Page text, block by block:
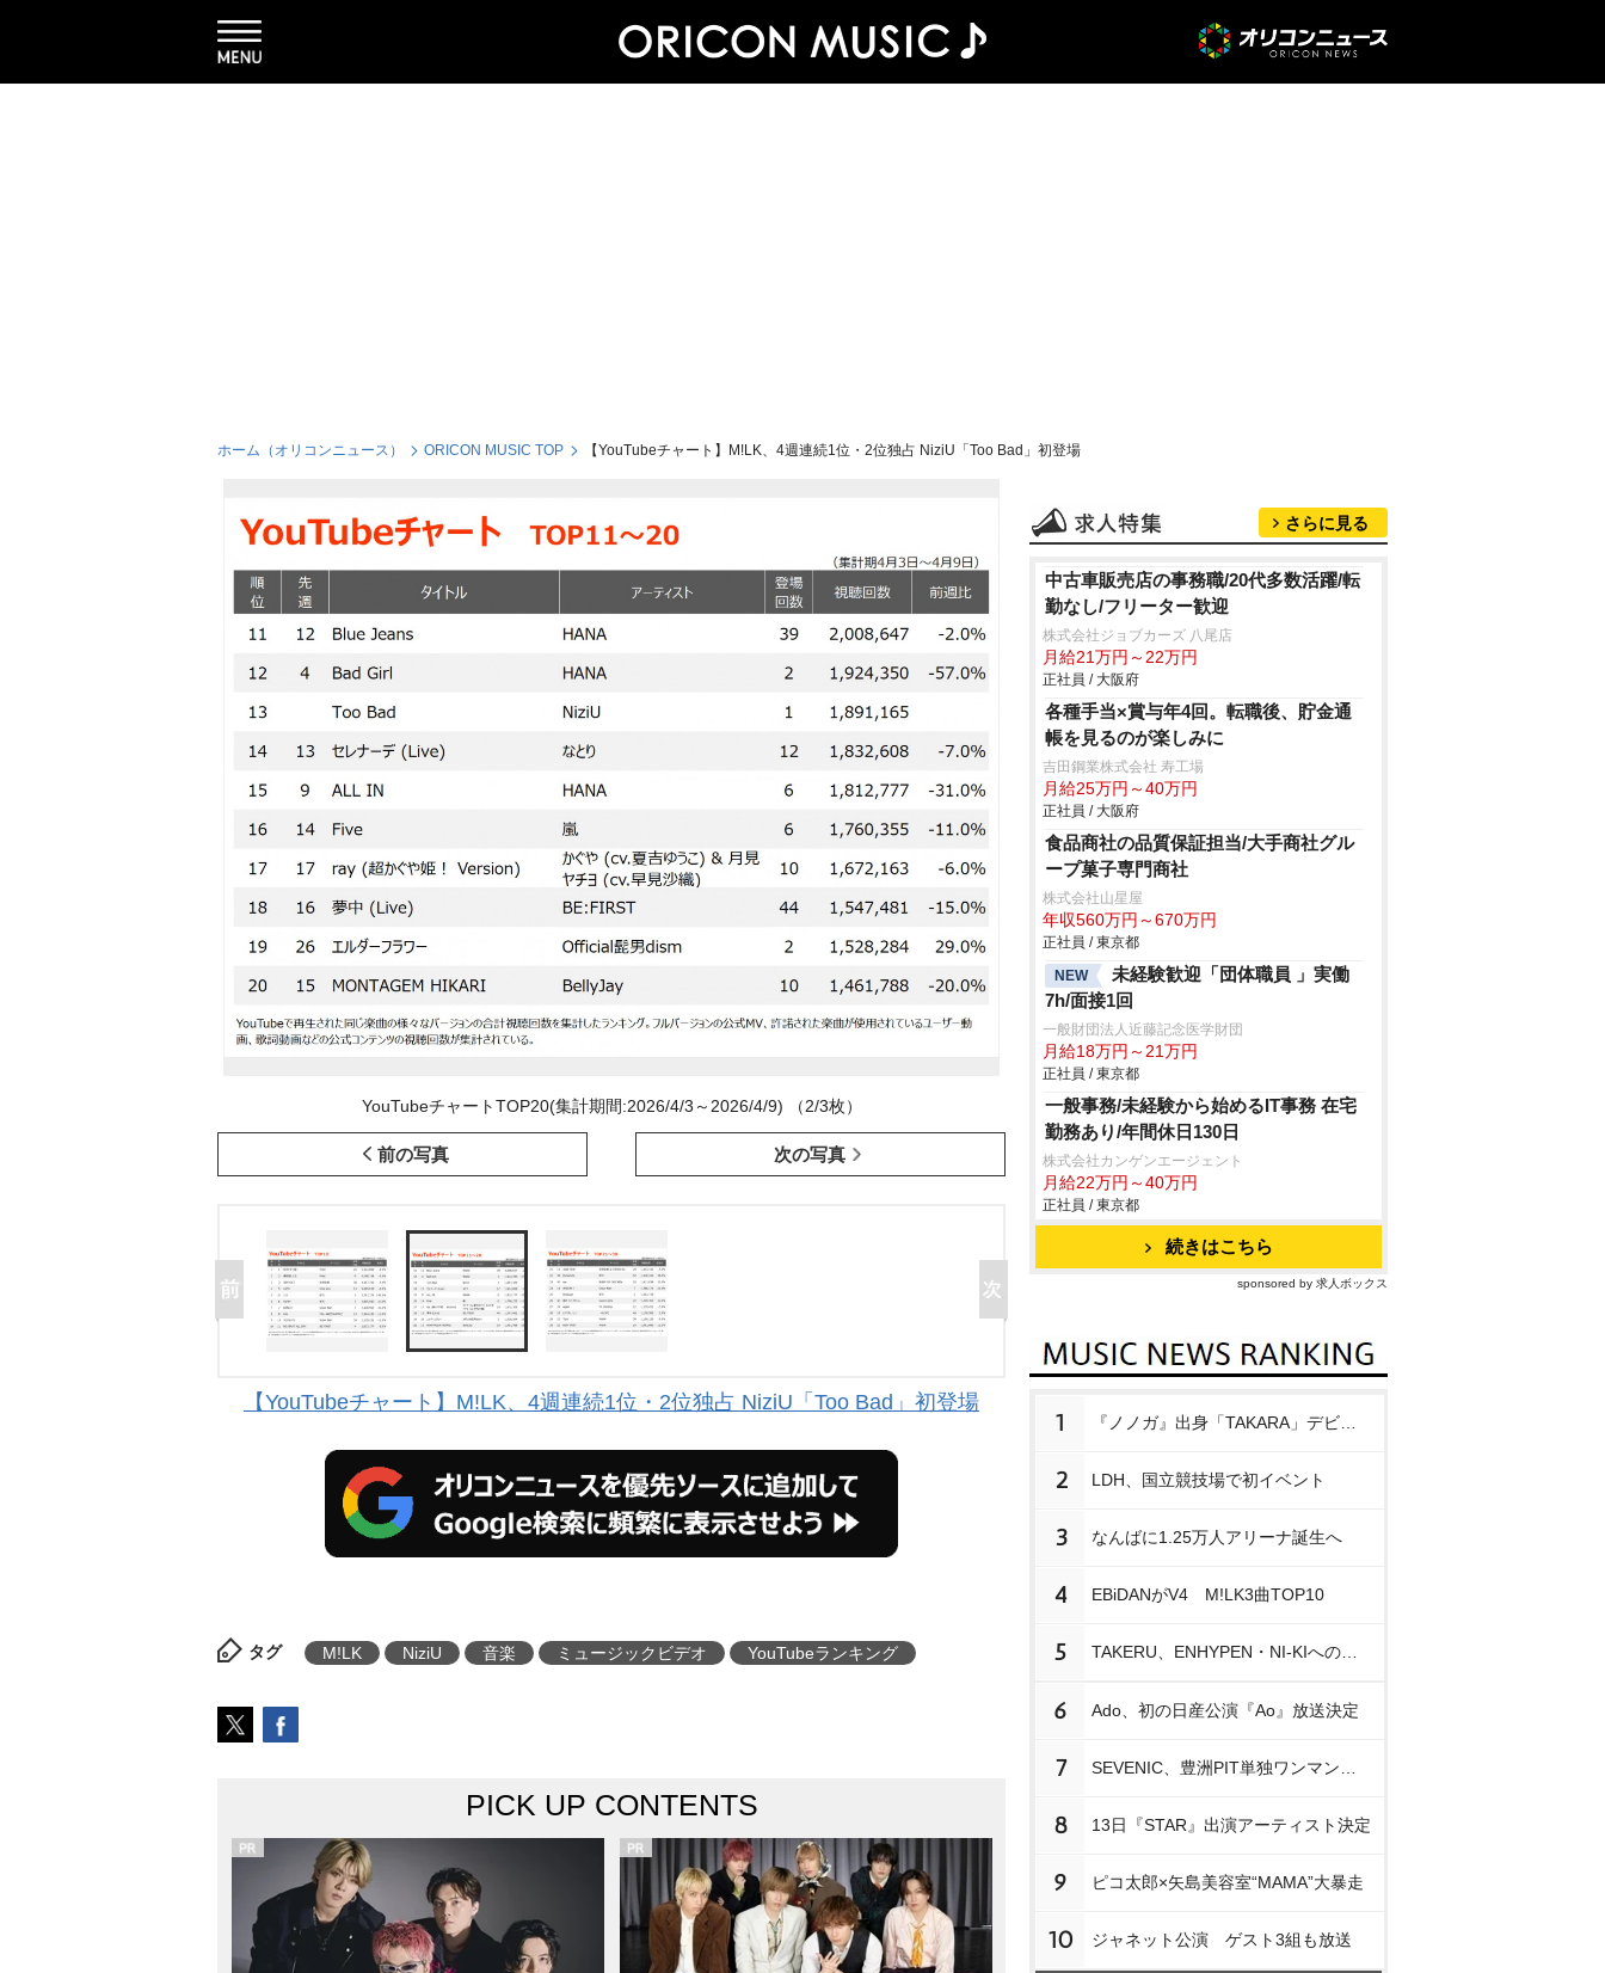
ホーム（オリコンニュース） ORICON MUSIC TOP 【YouTubeチャート】M!LK、4週連続1位・2位独占 NiziU「Too Bad」初登場
YouTubeチャートTOP20(集計期間:2026/4/3～2026/4/9) （2/3枚）
前の写真 次の写真
【YouTubeチャート】M!LK、4週連続1位・2位独占 NiziU「Too Bad」初登場
タグ M!LK NiziU 音楽 ミュージックビデオ YouTubeランキング
PICK UP CONTENTS
さらに見る
中古車販売店の事務職/20代多数活躍/転
勤なし/フリーター歓迎
株式会社ジョブカーズ 八尾店
月給21万円～22万円
正社員 / 大阪府
各種手当×賞与年4回。転職後、貯金通
帳を見るのが楽しみに
吉田鋼業株式会社 寿工場
月給25万円～40万円
正社員 / 大阪府
食品商社の品質保証担当/大手商社グル
ープ菓子専門商社
株式会社山星屋
年収560万円～670万円
正社員 / 東京都
NEW
未経験歓迎「団体職員 」実働
7h/面接1回
一般財団法人近藤記念医学財団
月給18万円～21万円
正社員 / 東京都
一般事務/未経験から始めるIT事務 在宅
勤務あり/年間休日130日
株式会社カンゲンエージェント
月給22万円～40万円
正社員 / 東京都
続きはこちら
sponsored by 求人ボックス
1
2 LDH、国立競技場で初イベント
3 なんばに1.25万人アリーナ誕生へ
4 EBiDANがV4 M!LK3曲TOP10
5
6 Ado、初の日産公演『Ao』放送決定
7
8 13日『STAR』出演アーティスト決定
9 ピコ太郎×矢島美容室“MAMA”大暴走
10 ジャネット公演 ゲスト3組も放送